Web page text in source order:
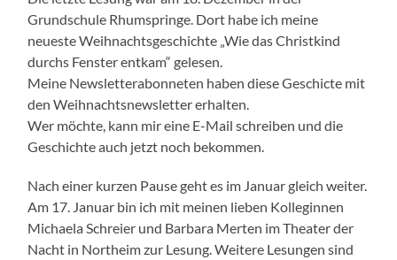
Grundschule Rhumspringe. Dort habe ich meine
neueste Weihnachtsgeschichte „Wie das Christkind
durchs Fenster entkam“ gelesen.
Meine Newsletterabonneten haben diese Geschicte mit
den Weihnachtsnewsletter erhalten.
Wer möchte, kann mir eine E-Mail schreiben und die
Geschichte auch jetzt noch bekommen.
Nach einer kurzen Pause geht es im Januar gleich weiter.
Am 17. Januar bin ich mit meinen lieben Kolleginnen
Michaela Schreier und Barbara Merten im Theater der
Nacht in Northeim zur Lesung. Weitere Lesungen sind